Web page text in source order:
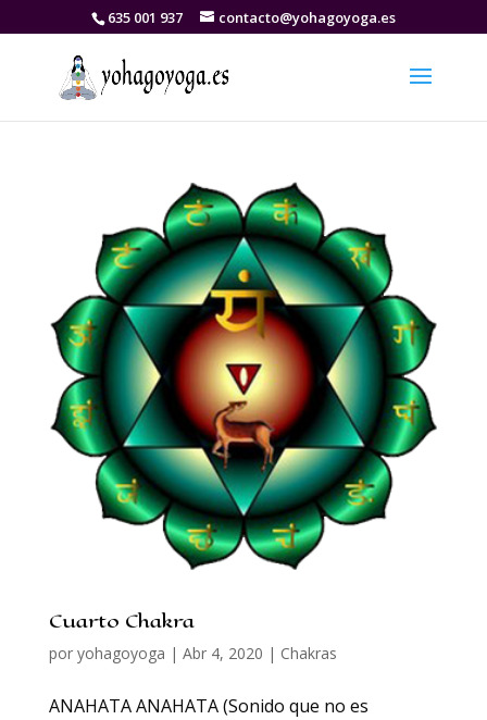
635 001 937 contacto@yohagoyoga.es
Cuarto Chakra
por yohagoyoga | Abr 4, 2020 | Chakras
ANAHATA ANAHATA (Sonido que no es